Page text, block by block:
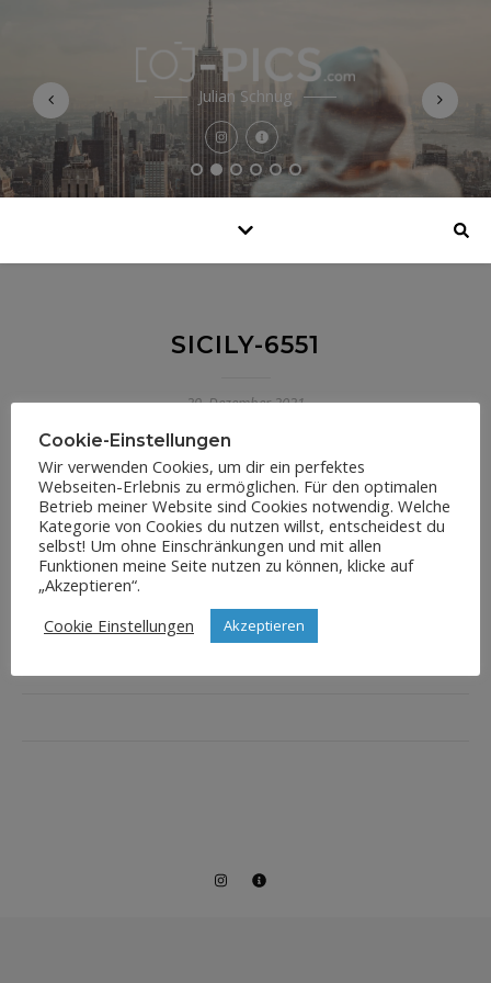
Julian Schnug
SICILY-6551
29. Dezember 2021
Cookie-Einstellungen
Wir verwenden Cookies, um dir ein perfektes
Webseiten-Erlebnis zu ermöglichen. Für den optimalen
Betrieb meiner Website sind Cookies notwendig. Welche
Kategorie von Cookies du nutzen willst, entscheidest du
selbst! Um ohne Einschränkungen und mit allen
Funktionen meine Seite nutzen zu können, klicke auf
„Akzeptieren“.
Cookie Einstellungen
Akzeptieren